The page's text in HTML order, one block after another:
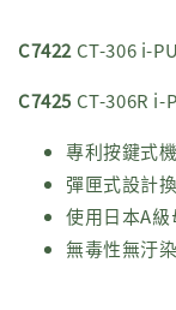
C7422 CT-306 i-
C7425 CT-306R i-
專利按鍵式
彈匣式設計
使用日本A
無毒性無汙